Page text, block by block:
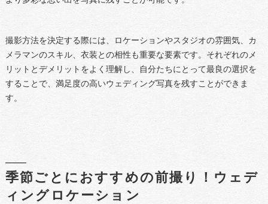
撮影方法を決定する際には、ロケーションやスタジオの雰囲気、カ
メラマンのスキル、衣装との相性も重要な要素です。それぞれのメ
リットとデメリットをよく理解し、自分たちにとって最良の選択を
することで、満足度の高いウェディング写真を残すことができま
す。
季節ごとにおすすめの前撮り！ウェデ
ィングロケーション